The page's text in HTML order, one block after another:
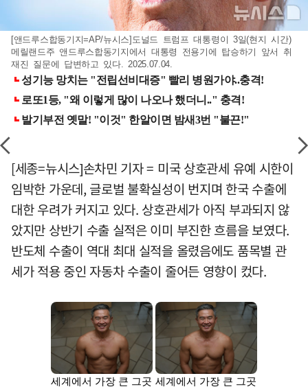
[앤드루스합동기지=AP/뉴시스]도널드 트럼프 대통령이 3일(현지 시간)
메릴랜드주 앤드루스합동기지에서 대통령 전용기에 탑승하기 앞서 취
재진 질문에 답변하고 있다. 2025.07.04.
[세종=뉴시스]손차민 기자 = 미국 상호관세 유예 시한이
임박한 가운데, 글로벌 불확실성이 번지며 한국 수출에
대한 우려가 커지고 있다. 상호관세가 아직 부과되지 않
았지만 상반기 수출 실적은 이미 부진한 흐름을 보였다.
반도체 수출이 역대 최대 실적을 올렸음에도 품목별 관
세가 적용 중인 자동차 수출이 줄어든 영향이 컸다.